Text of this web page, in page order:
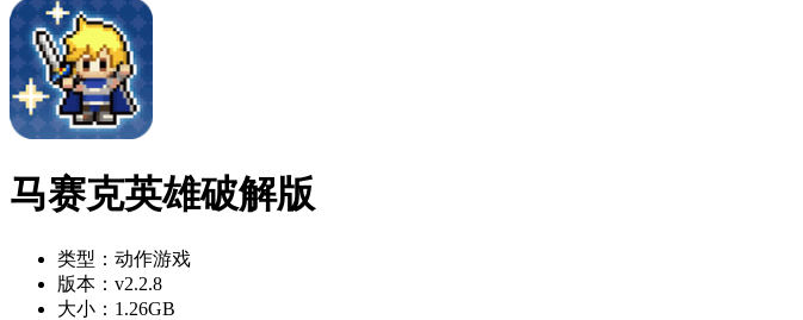
马赛克英雄破解版
类型： 动作游戏
版本： v2.2.8
大小： 1.26GB